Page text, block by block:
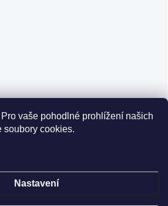
Pro vaše pohodlné prohlížení našich
soubory cookies.
Nastavení